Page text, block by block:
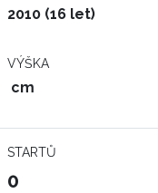
2010 (16 let)
VÝŠKA
cm
STARTŮ
0